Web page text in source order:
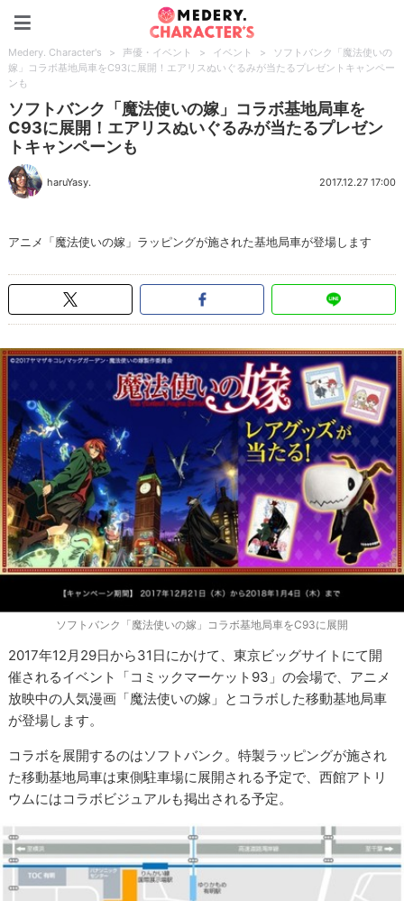
Medery. Character's > 声優・イベント > イベント >
ソフトバンク「魔法使いの
嫁」コラボ基地局車をC93に展開！エアリスぬいぐるみが当たるプレゼントキャンペー
ンも
ソフトバンク「魔法使いの嫁」コラボ基地局車を
C93に展開！エアリスぬいぐるみが当たるプレゼン
トキャンペーンも
haruYasy. 2017.12.27 17:00
アニメ「魔法使いの嫁」ラッピングが施された基地局車が登場します
ソフトバンク「魔法使いの嫁」コラボ基地局車をC93に展開
2017年12月29日から31日にかけて、東京ビッグサイトにて開
催されるイベント「コミックマーケット93」の会場で、アニメ
放映中の人気漫画「魔法使いの嫁」とコラボした移動基地局車
が登場します。
コラボを展開するのはソフトバンク。特製ラッピングが施され
た移動基地局車は東側駐車場に展開される予定で、西館アトリ
ウムにはコラボビジュアルも掲出される予定。